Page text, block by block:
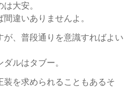
大安。
違いありませんよ。
が、普段通りを意識すればよい
ルはタブー。
装を求められることもあるそ